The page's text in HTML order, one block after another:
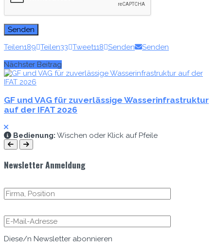
Teilen189 Teilen33 Tweet118 Senden
Senden
Nächster Beitrag
GF und VAG für zuverlässige Wasserinfrastruktur
auf der IFAT 2026
Bedi­enung: Wis­chen oder Klick auf Pfeile
Newsletter Anmeldung
Diese/n Newslet­ter abonnieren